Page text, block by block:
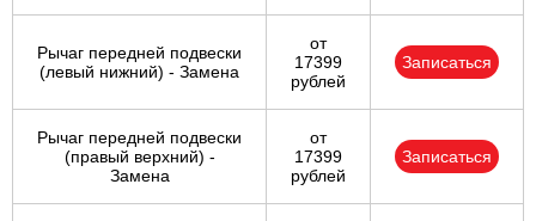
Рычаг передней подвески
(левый нижний) - Замена
от
17399
рублей
Записаться
Рычаг передней подвески
(правый верхний) -
Замена
от
17399
рублей
Записаться